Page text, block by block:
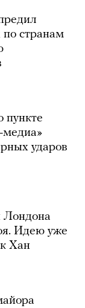
по странам
пункте
медиа»
ударов
Лондона
Идею уже
Хан